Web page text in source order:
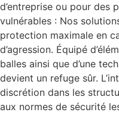
d’entreprise ou pour des
vulnérables : Nos
protection maximale en
d’agression. Équipé
balles ainsi que d’une
devient un refuge sûr.
discrétion dans les
aux normes de sécurité